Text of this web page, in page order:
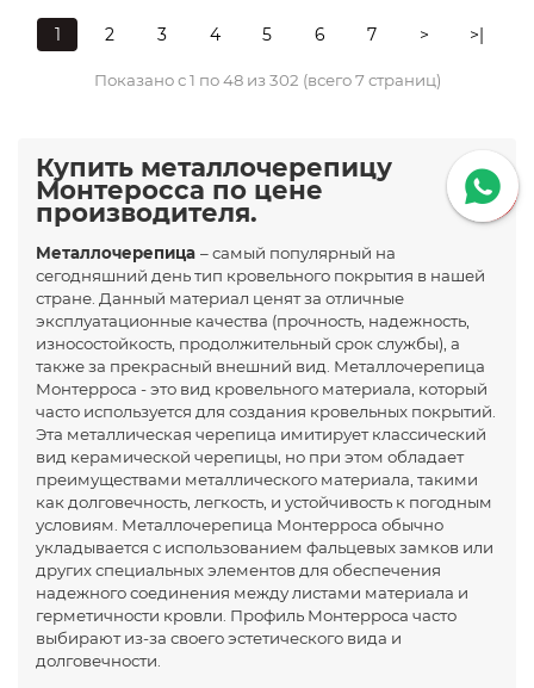
1 2 3 4 5 6 7 > >|
Показано с 1 по 48 из 302 (всего 7 страниц)
Купить металлочерепицу
Монтеросса по цене
производителя.
Металлочерепица – самый популярный на
сегодняшний день тип кровельного покрытия в нашей
стране. Данный материал ценят за отличные
эксплуатационные качества (прочность, надежность,
износостойкость, продолжительный срок службы), а
также за прекрасный внешний вид. Металлочерепица
Монтерроса - это вид кровельного материала, который
часто используется для создания кровельных покрытий.
Эта металлическая черепица имитирует классический
вид керамической черепицы, но при этом обладает
преимуществами металлического материала, такими
как долговечность, легкость, и устойчивость к погодным
условиям. Металлочерепица Монтерроса обычно
укладывается с использованием фальцевых замков или
других специальных элементов для обеспечения
надежного соединения между листами материала и
герметичности кровли. Профиль Монтерроса часто
выбирают из-за своего эстетического вида и
долговечности.